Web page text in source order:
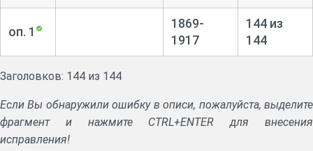
выдачу содержания лесной страже.
оп. 1
1869-
1917
144 из
144
Заголовков: 144 из 144
Если Вы обнаружили ошибку в описи, пожалуйста, выделите
фрагмент и нажмите CTRL+ENTER для внесения
исправления!